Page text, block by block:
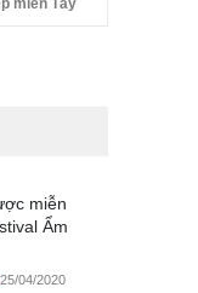
miền Tây
miễn
Ẩm
25/04/2020